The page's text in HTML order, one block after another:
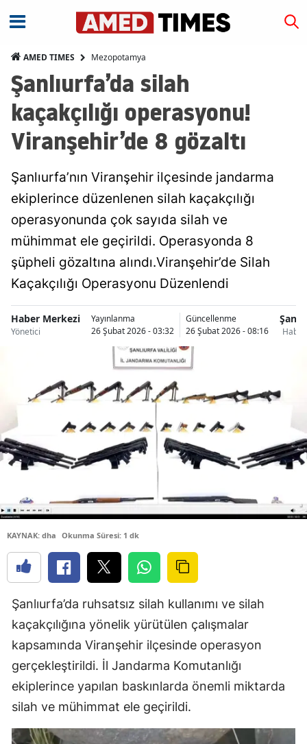
AMED TIMES Mezopotamya
Şanlıurfa’da silah
kaçakçılığı operasyonu!
Viranşehir’de 8 gözaltı
Şanlıurfa’nın Viranşehir ilçesinde jandarma
ekiplerince düzenlenen silah kaçakçılığı
operasyonunda çok sayıda silah ve
mühimmat ele geçirildi. Operasyonda 8
şüpheli gözaltına alındı.Viranşehir’de Silah
Kaçakçılığı Operasyonu Düzenlendi
Haber Merkezi
Yönetici
Yayınlanma
26 Şubat 2026 - 03:32
Güncellenme
26 Şubat 2026 - 08:16
KAYNAK: dha Okunma Süresi: 1 dk
Şanlıurfa’da ruhsatsız silah kullanımı ve silah
kaçakçılığına yönelik yürütülen çalışmalar
kapsamında Viranşehir ilçesinde operasyon
gerçekleştirildi. İl Jandarma Komutanlığı
ekiplerince yapılan baskınlarda önemli miktarda
silah ve mühimmat ele geçirildi.